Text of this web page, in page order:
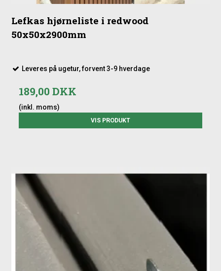
Lefkas hjørneliste i redwood
50x50x2900mm
Leveres på ugetur, forvent 3-9 hverdage
189,00 DKK
(inkl. moms)
VIS PRODUKT